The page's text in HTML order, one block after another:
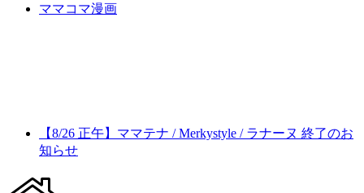
ママコマ漫画
【8/26 正午】ママテナ / Merkystyle / ラナーヌ 終了のお
知らせ